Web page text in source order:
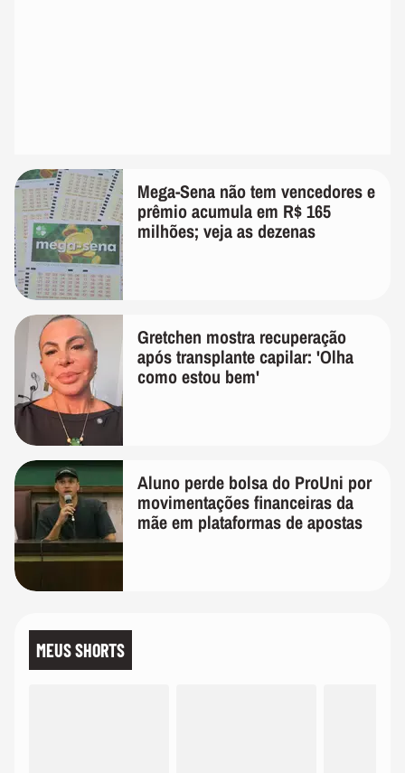
Mega-Sena não tem vencedores e
prêmio acumula em R$ 165
milhões; veja as dezenas
Gretchen mostra recuperação
após transplante capilar: 'Olha
como estou bem'
Aluno perde bolsa do ProUni por
movimentações financeiras da
mãe em plataformas de apostas
MEUS SHORTS